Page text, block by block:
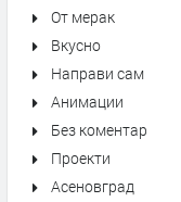
От мерак
Вкусно
Направи сам
Анимации
Без коментар
Проекти
Асеновград